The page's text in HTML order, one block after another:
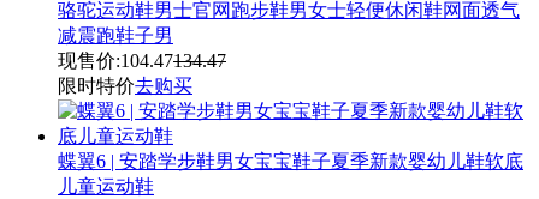
骆驼运动鞋男士官网跑步鞋男女士轻便休闲鞋网面透气
减震跑鞋子男
现售价:104.47134.47
限时特价去购买
蝶翼6 | 安踏学步鞋男女宝宝鞋子夏季新款婴幼儿鞋软底
儿童运动鞋